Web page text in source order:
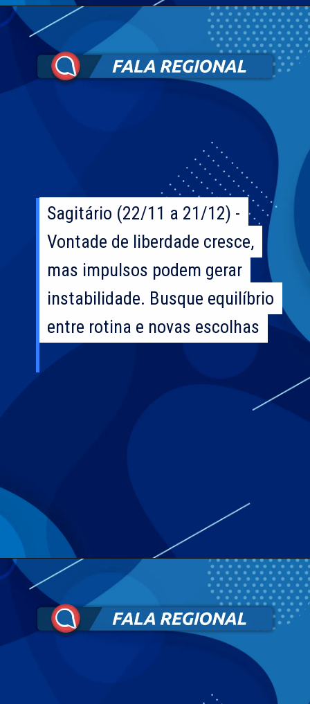
Sagitário (22/11 a 21/12) -
Vontade de liberdade cresce,
mas impulsos podem gerar
instabilidade. Busque equilíbrio
entre rotina e novas escolhas
Sagitário (22/11 a 21/12) -
Vontade de liberdade cresce,
mas impulsos podem gerar
instabilidade. Busque equilíbrio
entre rotina e novas escolhas